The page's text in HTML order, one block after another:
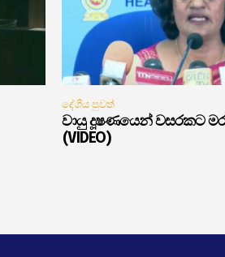
දේශීය පුවත්
වායු දූෂණයෙන් වසරකට
(VIDEO)